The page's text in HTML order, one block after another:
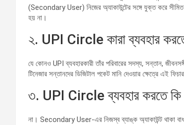
(Secondary User) নিজের অ্যাকাউন্টের সঙ্গে যুক্ত করে সীমিত
হয় না।
২. UPI Circle কারা ব্যবহার
যে কোনও UPI ব্যবহারকারী তাঁর পরিবারের সদস্য, সন্তান,
টিনেজার সন্তানদের ডিজিটাল পকেট মানি দেওয়ার ক্ষেত্রে এই
৩. UPI Circle ব্যবহার করতে কি
না। Secondary User-এর নিজস্ব ব্যাঙ্ক অ্যাকাউন্ট থাকা